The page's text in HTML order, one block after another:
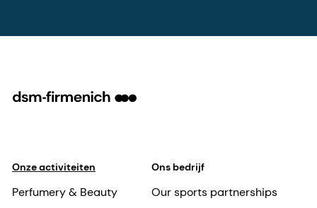
Onze activiteiten
Perfumery & Beauty
Ons bedrijf
Our sports partnerships